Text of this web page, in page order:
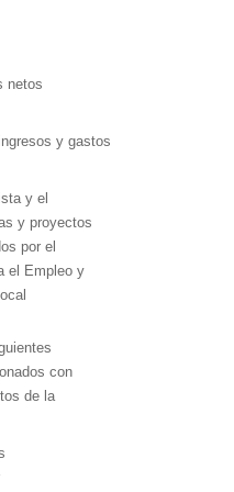
netos
y gastos
y el
y proyectos
por el
el Empleo y
con
de la